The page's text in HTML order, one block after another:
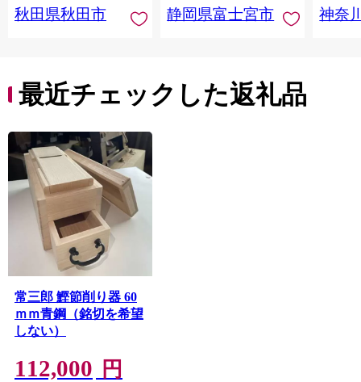
秋田県秋田市 静岡県富士宮市
トペー
神奈
最近チェックした返礼品
常三郎 鰹節削り器 60
ｍｍ青鋼（銘切を希望
しない）
112,000 円